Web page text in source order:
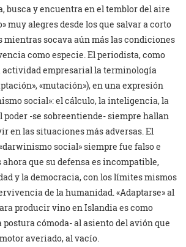
busca y encuentra en el temblor del aire
muy alegres desde los que salvar a corto
mientras socava aún más las condiciones
como especie. El periodista, como
actividad empresarial la terminología
«mutación»), en una expresión
social»: el cálculo, la inteligencia, la
poder -se sobreentiende- siempre hallan
en las situaciones más adversas. El
social» siempre fue falso e
que su defensa es incompatible,
y la democracia, con los límites mismos
de la humanidad. «Adaptarse» al
producir vino en Islandia es como
postura cómoda- al asiento del avión que
averiado, al vacío.